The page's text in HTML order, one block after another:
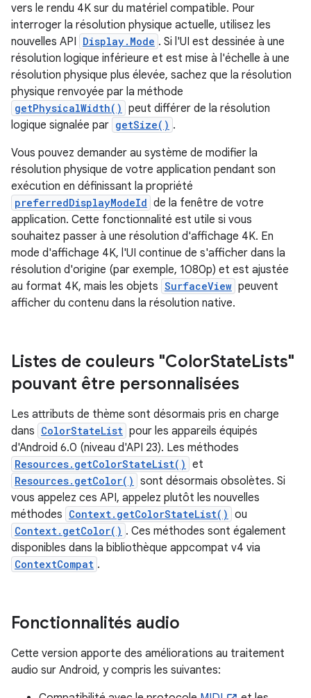
vers le rendu 4K sur du matériel compatible. Pour
interroger la résolution physique actuelle, utilisez les
nouvelles API Display.Mode . Si l'UI est dessinée à une
résolution logique inférieure et est mise à l'échelle à une
résolution physique plus élevée, sachez que la résolution
physique renvoyée par la méthode
getPhysicalWidth() peut différer de la résolution
logique signalée par getSize() .
Vous pouvez demander au système de modifier la
résolution physique de votre application pendant son
exécution en définissant la propriété
preferredDisplayModeId de la fenêtre de votre
application. Cette fonctionnalité est utile si vous
souhaitez passer à une résolution d'affichage 4K. En
mode d'affichage 4K, l'UI continue de s'afficher dans la
résolution d'origine (par exemple, 1080p) et est ajustée
au format 4K, mais les objets SurfaceView peuvent
afficher du contenu dans la résolution native.
Listes de couleurs "ColorStateLists"
pouvant être personnalisées
Les attributs de thème sont désormais pris en charge
dans ColorStateList pour les appareils équipés
d'Android 6.0 (niveau d'API 23). Les méthodes
Resources.getColorStateList() et
Resources.getColor() sont désormais obsolètes. Si
vous appelez ces API, appelez plutôt les nouvelles
méthodes Context.getColorStateList() ou
Context.getColor() . Ces méthodes sont également
disponibles dans la bibliothèque appcompat v4 via
ContextCompat .
Fonctionnalités audio
Cette version apporte des améliorations au traitement
audio sur Android, y compris les suivantes: